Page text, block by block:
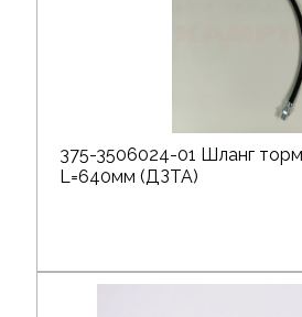
375-3506024-01 Шланг
L=640мм (ДЗТА)